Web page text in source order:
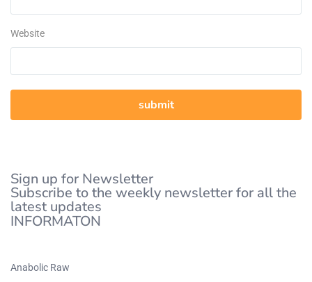
Website
Sign up for Newsletter
Subscribe to the weekly newsletter for all the
latest updates
INFORMATON
Anabolic Raw